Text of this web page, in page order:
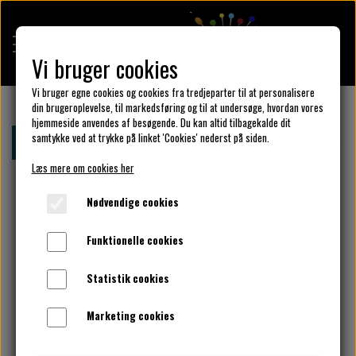
KULÖR DESIGN
DESIGN DIN KJOLE
UNIKA PAKKER
KLAR PARAT
Forside Klar parat Tilbud str.5xl
Vi bruger cookies
Vi bruger egne cookies og cookies fra tredjeparter til at personalisere
din brugeroplevelse, til markedsføring og til at undersøge, hvordan vores
hjemmeside anvendes af besøgende. Du kan altid tilbagekalde dit
samtykke ved at trykke på linket 'Cookies' nederst på siden.
Læs mere om cookies her
Nødvendige cookies
Funktionelle cookies
Statistik cookies
Marketing cookies